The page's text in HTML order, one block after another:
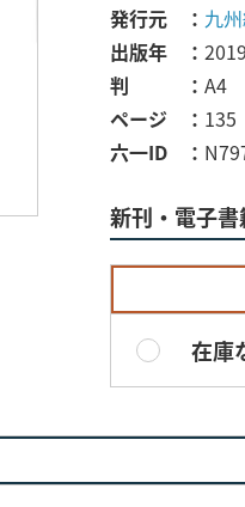
発行元
九
出版年
判
A4
ページ
135
六一ID
新刊・電子書
在庫